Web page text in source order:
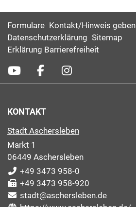
Formulare Kontakt/Hinweis geben
Datenschutzerklärung Sitemap
Erklärung Barrierefreiheit
KONTAKT
Stadt Aschersleben
Markt 1
06449 Aschersleben
+49 3473 958-0
+49 3473 958-920
stadt@aschersleben.de